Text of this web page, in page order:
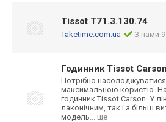
Tissot T71.3.130.74
Taketime.com.ua З нами
Годинник Tissot
Потрібно
максимальною користю.
годинник Tissot Carson. У
лаконічним, так і з більш
модель... ще